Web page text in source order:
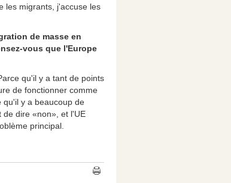
les migrants, j'accuse les
de masse en
vous que l'Europe
qu'il y a tant de points
de fonctionner comme
qu'il y a beaucoup de
de dire «non», et l'UE
principal.